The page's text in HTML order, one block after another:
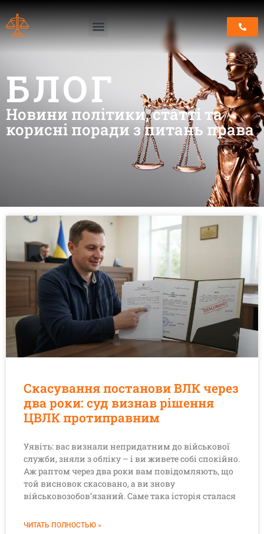
БЛОГ
Новини політики, статті та
корисні поради з питань права
Скасування постанови ВЛК через
два роки: суд визнав рішення
ЦВЛК протиправним
Уявіть: вас визнали непридатним до військової
служби, зняли з обліку – і ви живете собі спокійно.
Аж раптом через два роки вам повідомляють, що
той висновок скасовано, а ви знову
військовозобов’язаний. Саме така історія сталася
ЧИТАТЬ ПОЛНОСТЬЮ »